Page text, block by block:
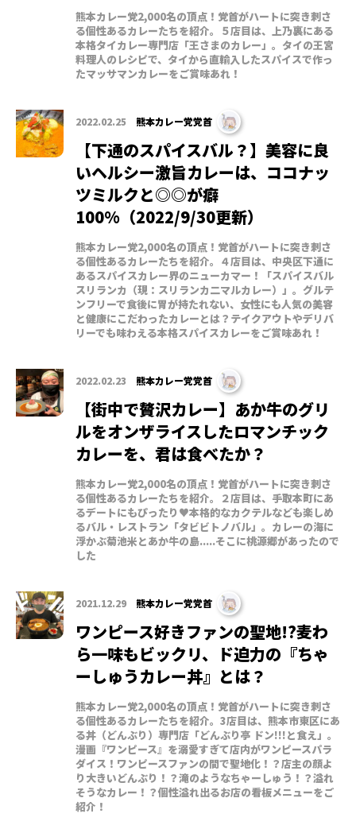
熊本カレー党2,000名の頂点！党首がハートに突き刺さ
る個性あるカレーたちを紹介。５店目は、上乃裏にある
本格タイカレー専門店「王さまのカレー」。タイの王宮
料理人のレシピで、タイから直輸入したスパイスで作っ
たマッサマンカレーをご賞味あれ！
2022.02.25 熊本カレー党党首
【下通のスパイスバル？】美容に良
いヘルシー激旨カレーは、ココナッ
ツミルクと◎◎が癖
100%（2022/9/30更新）
熊本カレー党2,000名の頂点！党首がハートに突き刺さ
る個性あるカレーたちを紹介。４店目は、中央区下通に
あるスパイスカレー界のニューカマー！「スパイスバル
スリランカ（現：スリランカ二マルカレー）」。グルテ
ンフリーで食後に胃が持たれない、女性にも人気の美容
と健康にこだわったカレーとは？テイクアウトやデリバ
リーでも味わえる本格スパイスカレーをご賞味あれ！
2022.02.23 熊本カレー党党首
【街中で贅沢カレー】あか牛のグリ
ルをオンザライスしたロマンチック
カレーを、君は食べたか？
熊本カレー党2,000名の頂点！党首がハートに突き刺さ
る個性あるカレーたちを紹介。２店目は、手取本町にあ
るデートにもぴったり♥本格的なカクテルなども楽しめ
るバル・レストラン「タビビトノバル」。カレーの海に
浮かぶ菊池米とあか牛の島.....そこに桃源郷があったので
した
2021.12.29 熊本カレー党党首
ワンピース好きファンの聖地!?麦わ
ら一味もビックリ、ド迫力の『ちゃ
ーしゅうカレー丼』とは？
熊本カレー党2,000名の頂点！党首がハートに突き刺さ
る個性あるカレーたちを紹介。3店目は、熊本市東区にあ
る丼（どんぶり）専門店「どんぶり亭 ドン!!!と食え」。
漫画『ワンピース』を溺愛すぎて店内がワンピースパラ
ダイス！ワンピースファンの間で聖地化！？店主の顔よ
り大きいどんぶり！？滝のようなちゃーしゅう！？溢れ
そうなカレー！？個性溢れ出るお店の看板メニューをご
紹介！